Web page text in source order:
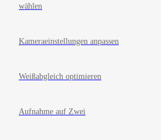
wählen
Kameraeinstellungen anpassen
Weißabgleich optimieren
Aufnahme auf Zwei